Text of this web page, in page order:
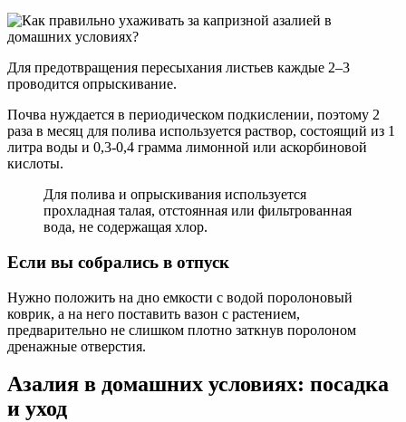
Для предотвращения пересыхания листьев каждые 2–3
проводится опрыскивание.
Почва нуждается в периодическом подкислении, поэтому 2
раза в месяц для полива используется раствор, состоящий из 1
литра воды и 0,3-0,4 грамма лимонной или аскорбиновой
кислоты.
Для полива и опрыскивания используется
прохладная талая, отстоянная или фильтрованная
вода, не содержащая хлор.
Если вы собрались в отпуск
Нужно положить на дно емкости с водой поролоновый
коврик, а на него поставить вазон с растением,
предварительно не слишком плотно заткнув поролоном
дренажные отверстия.
Азалия в домашних условиях: посадка
и уход